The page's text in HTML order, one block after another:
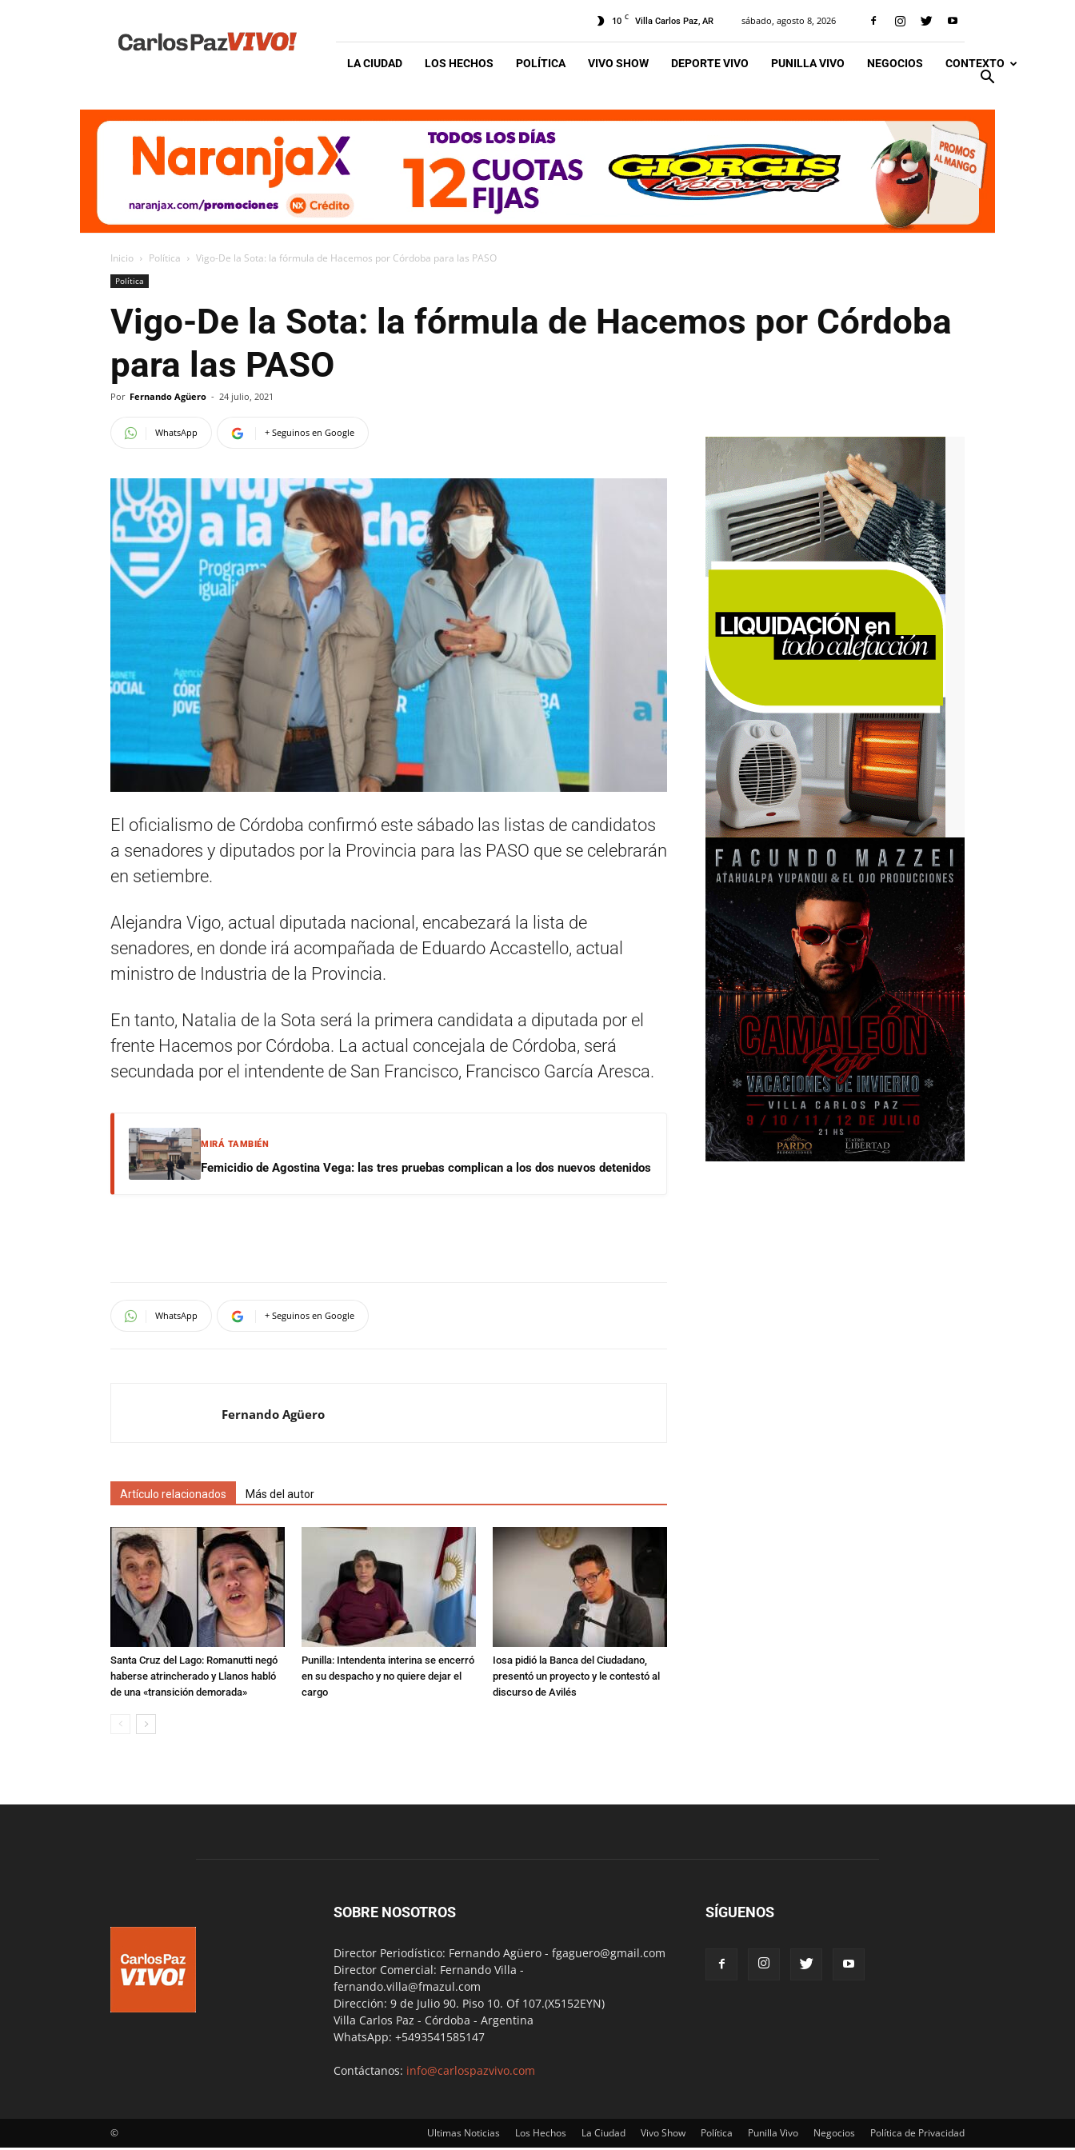
Vivo
10 C Villa Carlos Paz, AR sábado, agosto 8, 2026
LA CIUDAD LOS HECHOS POLÍTICA VIVO SHOW DEPORTE VIVO PUNILLA VIVO NEGOCIOS CONTEXTO
Inicio Política Vigo-De la Sota: la fórmula de Hacemos por Córdoba para las PASO
Política
Vigo-De la Sota: la fórmula de Hacemos por Córdoba
para las PASO
Por Fernando Agüero - 24 julio, 2021
WhatsApp + Seguinos en Google
El oficialismo de Córdoba confirmó este sábado las listas de candidatos
a senadores y diputados por la Provincia para las PASO que se celebrarán
en setiembre.
Alejandra Vigo, actual diputada nacional, encabezará la lista de
senadores, en donde irá acompañada de Eduardo Accastello, actual
ministro de Industria de la Provincia.
En tanto, Natalia de la Sota será la primera candidata a diputada por el
frente Hacemos por Córdoba. La actual concejala de Córdoba, será
secundada por el intendente de San Francisco, Francisco García Aresca.
MIRÁ TAMBIÉN
Femicidio de Agostina Vega: las tres pruebas complican a los dos nuevos detenidos
WhatsApp + Seguinos en Google
Fernando Agüero
Artículo relacionados Más del autor
Santa Cruz del Lago: Romanutti negó
haberse atrincherado y Llanos habló
de una «transición demorada»
Punilla: Intendenta interina se encerró
en su despacho y no quiere dejar el
cargo
Iosa pidió la Banca del Ciudadano,
presentó un proyecto y le contestó al
discurso de Avilés
SOBRE NOSOTROS
Director Periodístico: Fernando Agüero - fgaguero@gmail.com
Director Comercial: Fernando Villa -
fernando.villa@fmazul.com
Dirección: 9 de Julio 90. Piso 10. Of 107.(X5152EYN)
Villa Carlos Paz - Córdoba - Argentina
WhatsApp: +5493541585147
Contáctanos: info@carlospazvivo.com
SÍGUENOS
Ultimas Noticias Los Hechos La Ciudad Vivo Show Política Punilla Vivo Negocios Política de Privacidad
©